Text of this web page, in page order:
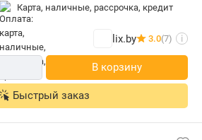
карта, наличные, рассрочка, кредит
lix.by 3.0(7) i
В корзину
Быстрый заказ